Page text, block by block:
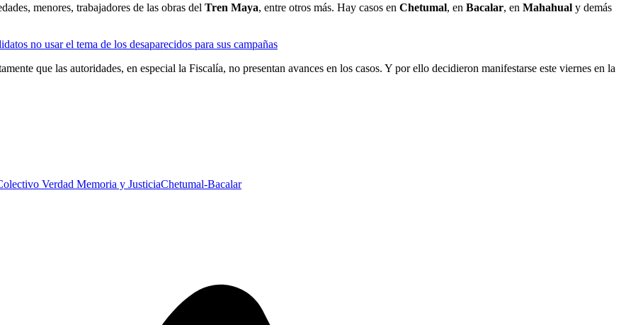
menores, trabajadores de las obras del Tren Maya, entre otros más. Hay casos en Chetumal, en Bacalar, en Mahahual y demás
no usar el tema de los desaparecidos para sus campañas
que las autoridades, en especial la Fiscalía, no presentan avances en los casos. Y por ello decidieron manifestarse este viernes en la
Verdad Memoria y JusticiaChetumal-Bacalar